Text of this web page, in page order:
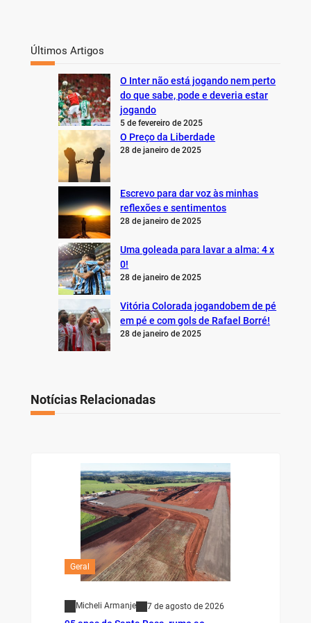
Últimos Artigos
O Inter não está jogando nem perto
do que sabe, pode e deveria estar
jogando
5 de fevereiro de 2025
O Preço da Liberdade
28 de janeiro de 2025
Escrevo para dar voz às minhas
reflexões e sentimentos
28 de janeiro de 2025
Uma goleada para lavar a alma: 4 x
0!
28 de janeiro de 2025
Vitória Colorada jogandobem de pé
em pé e com gols de Rafael Borré!
28 de janeiro de 2025
Notícias Relacionadas
Geral
Micheli Armanje 7 de agosto de 2026